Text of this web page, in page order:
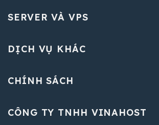
SERVER VÀ VPS
DỊCH VỤ KHÁC
CHÍNH SÁCH
CÔNG TY TNHH VINAHOST